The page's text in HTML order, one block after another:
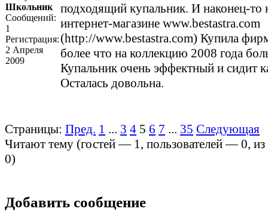
Школьник
Сообщений:
1
Регистрация:
2 Апреля
2009
подходящий купальник. И наконец-то
интернет-магазине www.bestastra.com
(http://www.bestastra.com) Купила
более что на коллекцию 2008 года
Купальник очень эффектный и сидит
Осталась довольна.
Страницы: Пред. 1 ... 3 4 5 6 7 ... 35 Следующая
Читают тему (гостей — 1, пользователей —0,
0)
Добавить сообщение